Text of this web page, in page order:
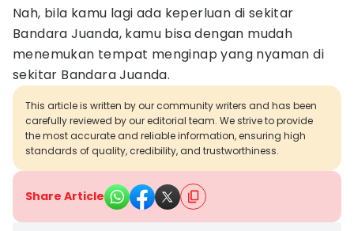
Nah, bila kamu lagi ada keperluan di sekitar
Bandara Juanda, kamu bisa dengan mudah
menemukan tempat menginap yang nyaman di
sekitar Bandara Juanda.
This article is written by our community writers and has been
carefully reviewed by our editorial team. We strive to provide
the most accurate and reliable information, ensuring high
standards of quality, credibility, and trustworthiness.
Share Article